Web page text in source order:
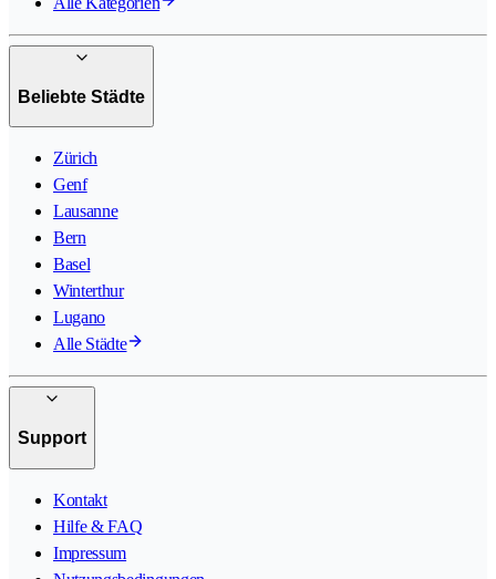
Beliebte Städte
Zürich
Genf
Lausanne
Bern
Basel
Winterthur
Lugano
Alle Städte
Support
Kontakt
Hilfe & FAQ
Impressum